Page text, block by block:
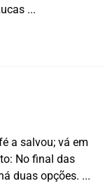
a salvou; vá em
No final das
duas opções.